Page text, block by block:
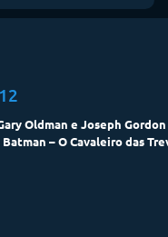
Oldman e Joseph
– O Cavaleiro das